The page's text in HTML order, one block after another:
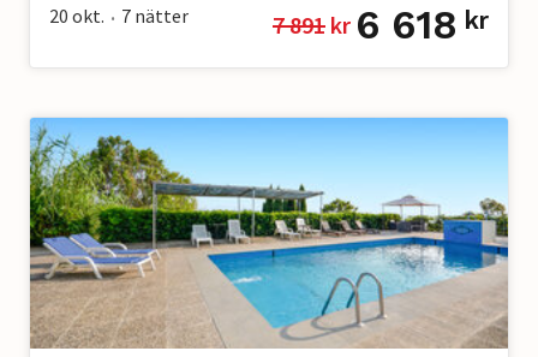
20 okt. • 7 nätter 7 891 kr 6 618 kr